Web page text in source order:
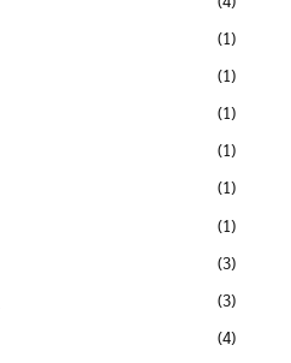
(1)
(1)
(1)
(1)
(1)
(1)
(3)
(3)
(4)